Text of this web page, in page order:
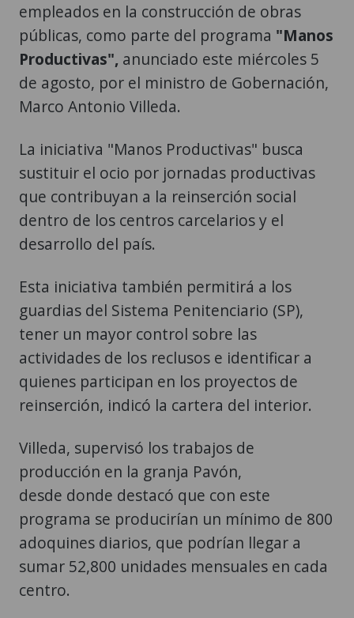
empleados en la construcción de obras
públicas, como parte del programa "Manos
Productivas", anunciado este miércoles 5
de agosto, por el ministro de Gobernación,
Marco Antonio Villeda.
La iniciativa "Manos Productivas" busca
sustituir el ocio por jornadas productivas
que contribuyan a la reinserción social
dentro de los centros carcelarios y el
desarrollo del país.
Esta iniciativa también permitirá a los
guardias del Sistema Penitenciario (SP),
tener un mayor control sobre las
actividades de los reclusos e identificar a
quienes participan en los proyectos de
reinserción, indicó la cartera del interior.
Villeda, supervisó los trabajos de
producción en la granja Pavón,
desde donde destacó que con este
programa se producirían un mínimo de 800
adoquines diarios, que podrían llegar a
sumar 52,800 unidades mensuales en cada
centro.